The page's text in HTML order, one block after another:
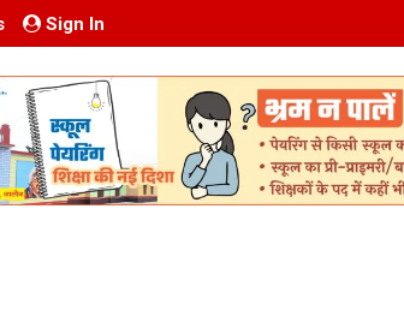
Sign In